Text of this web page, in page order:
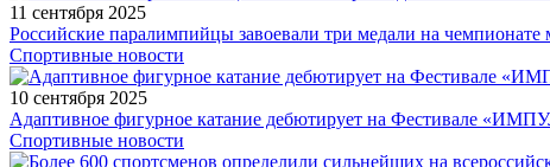
11 сентября 2025
Российские паралимпийцы завоевали три медали на
Спортивные новости
10 сентября 2025
Адаптивное фигурное катание дебютирует на Фестивале
Спортивные новости